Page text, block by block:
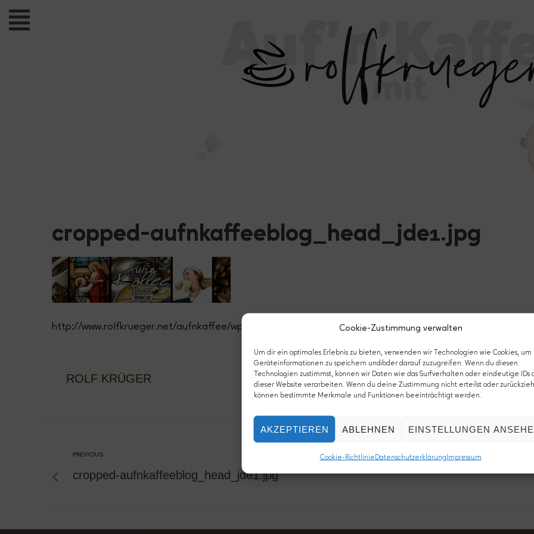
Cookie-Zustimmung verwalten
Um dir ein optimales Erlebnis zu bieten, verwenden wir Technologien wie Cookies, um
Geräteinformationen zu speichern und/oder darauf zuzugreifen. Wenn du diesen
Technologien zustimmst, können wir Daten wie das Surfverhalten oder eindeutige IDs
dieser Website verarbeiten. Wenn du deine Zustimmung nicht erteilst oder
können bestimmte Merkmale und Funktionen beeinträchtigt werden.
AKZEPTIEREN ABLEHNEN EINSTELLUNGEN
Cookie-Richtlinie Datenschutzerklärung Impressum
cropped-aufnkaffeeblog_head_jde1.jpg
http://www.rolfkrueger.net/aufnkaffee/wp-content/uploads/2008/11/cropped-
ROLF KRÜGER
PREVIOUS
cropped-aufnkaffeeblog_head_jde1.jpg